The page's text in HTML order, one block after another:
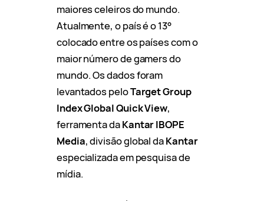
maiores celeiros do mundo.
Atualmente, o país é o 13°
colocado entre os países com o
maior número de gamers do
mundo. Os dados foram
levantados peloTarget Group
Index Global Quick View,
ferramenta daKantar IBOPE
Media, divisão global daKantar
especializada em pesquisa de
mídia.